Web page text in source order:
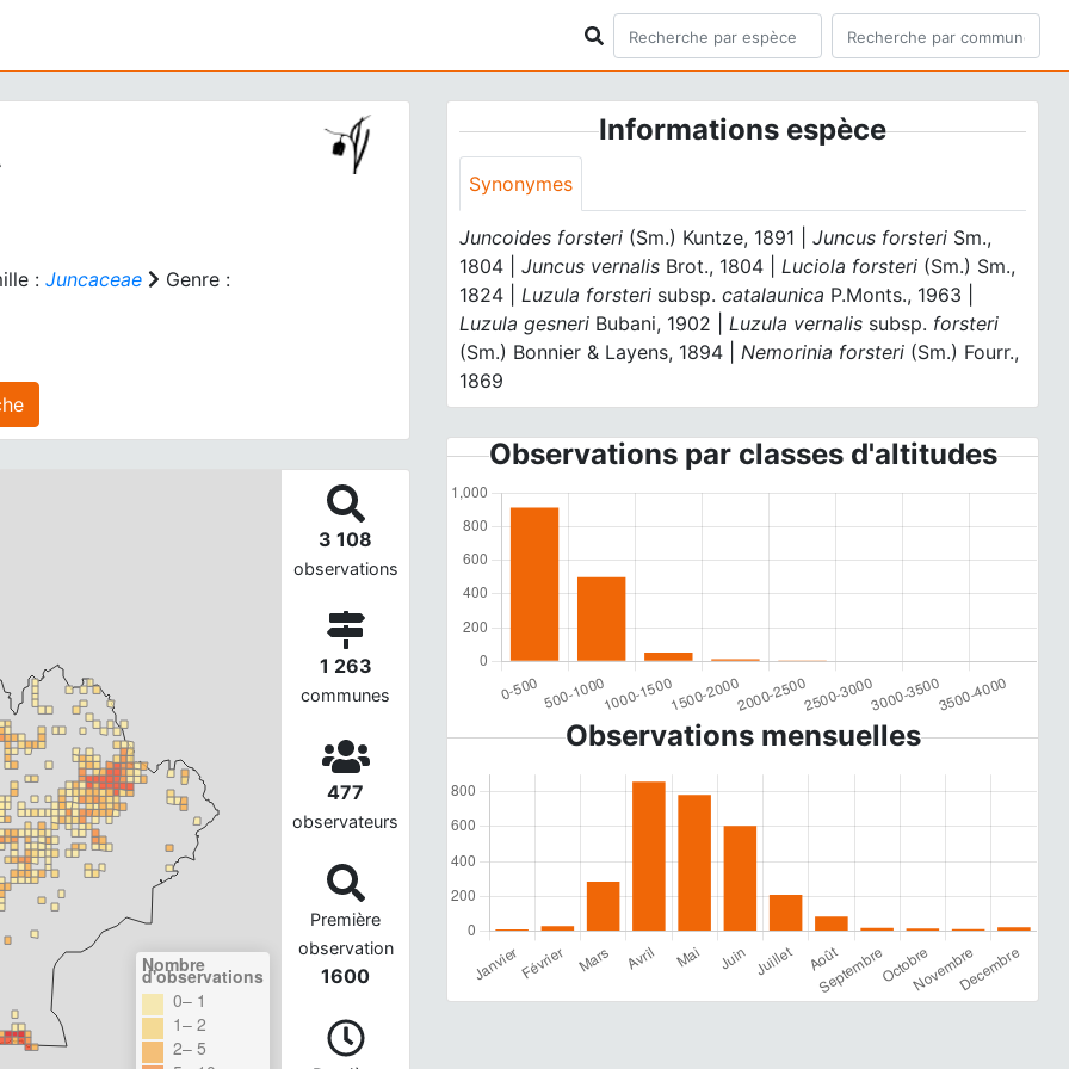
: Juncaceae Genre :
sur cette fiche
Nombre
d'observations
0– 1
1– 2
2– 5
3 108
observations
1 263
communes
477
observateurs
Première
observation
1600
Informations espèce
Synonymes
Juncoides forsteri (Sm.) Kuntze, 1891 |Juncus forsteri Sm.,
1804 |Juncus vernalis Brot., 1804 |Luciola forsteri (Sm.) Sm.,
1824 |Luzula forsteri subsp. catalaunica P.Monts., 1963 |
Luzula gesneri Bubani, 1902 |Luzula vernalis subsp. forsteri
(Sm.) Bonnier & Layens, 1894 |Nemorinia forsteri (Sm.) Fourr.,
1869
Observations par classes d'altitudes
Observations mensuelles